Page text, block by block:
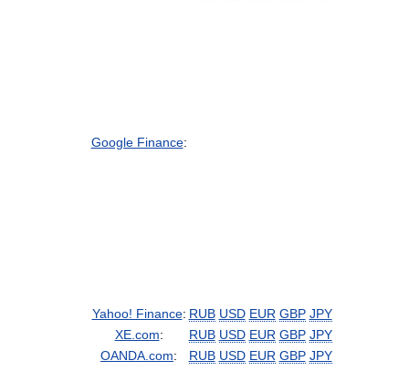
Google Finance:
Yahoo! Finance: RUB USD EUR GBP JPY
XE.com: RUB USD EUR GBP JPY
OANDA.com: RUB USD EUR GBP JPY